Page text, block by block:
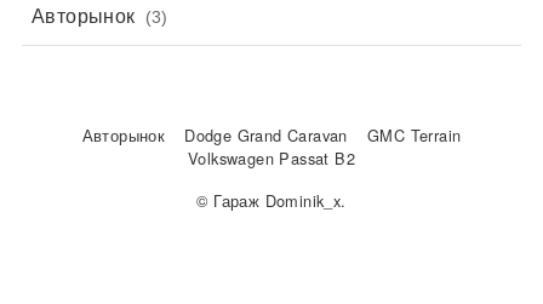
Авторынок (3)
Авторынок Dodge Grand Caravan
GMC Terrain
Volkswagen Passat B2
© Гараж Dominik_x.